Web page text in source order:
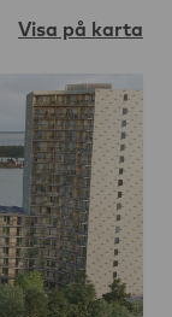
Kista Äng
Ångloket,
Hantverkaren,
Visa på karta